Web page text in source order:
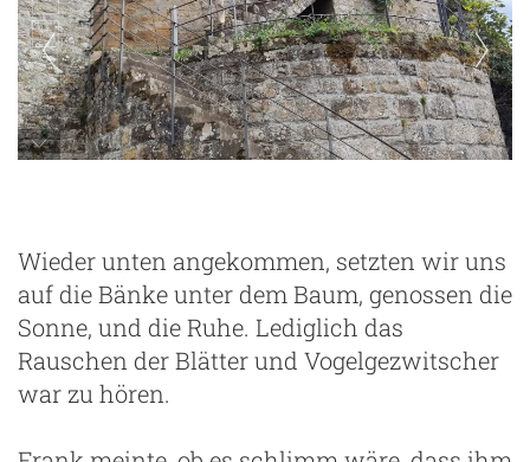
Wieder unten angekommen, setzten wir uns
auf die Bänke unter dem Baum, genossen die
Sonne, und die Ruhe. Lediglich das
Rauschen der Blätter und Vogelgezwitscher
war zu hören.